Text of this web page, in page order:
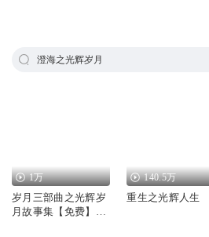
澄海之光辉岁月
1万
岁月三部曲之光辉岁
月故事集【免费】情
140.5万
重生之光辉人生